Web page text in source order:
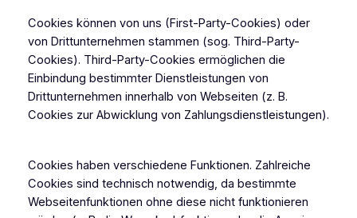
Cookies können von uns (First-Party-Cookies) oder
von Drittunternehmen stammen (sog. Third-Party-
Cookies). Third-Party-Cookies ermöglichen die
Einbindung bestimmter Dienstleistungen von
Drittunternehmen innerhalb von Webseiten (z. B.
Cookies zur Abwicklung von Zahlungsdienstleistungen).
Cookies haben verschiedene Funktionen. Zahlreiche
Cookies sind technisch notwendig, da bestimmte
Webseitenfunktionen ohne diese nicht funktionieren